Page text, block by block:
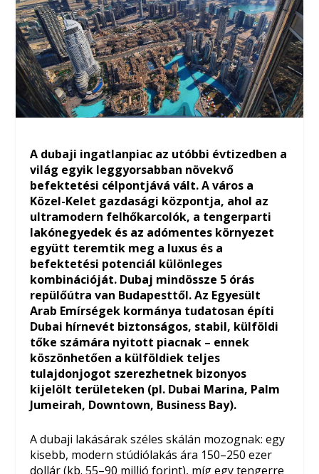
A dubaji ingatlanpiac az utóbbi évtizedben a
világ egyik leggyorsabban növekvő
befektetési célpontjává vált.A város a
Közel-Kelet gazdasági központja, ahol az
ultramodern felhőkarcolók, a tengerparti
lakónegyedek és az adómentes környezet
együtt teremtik meg a luxus és a
befektetési potenciál különleges
kombinációját. Dubaj mindössze 5 órás
repülőútra van Budapesttől. Az Egyesült
Arab Emírségek kormánya tudatosan építi
Dubai hírnevét biztonságos, stabil, külföldi
tőke számára nyitott piacnak – ennek
köszönhetően a külföldiek teljes
tulajdonjogot szerezhetnek bizonyos
kijelölt területeken (pl. Dubai Marina, Palm
Jumeirah, Downtown, Business Bay).
A dubaji lakásárak széles skálán mozognak: egy
kisebb, modern stúdiólakás ára 150–250 ezer
dollár (kb. 55–90 millió forint), míg egy tengerre